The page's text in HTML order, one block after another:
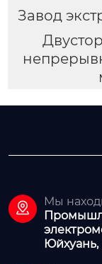
Завод

Мы
Юйхуань,